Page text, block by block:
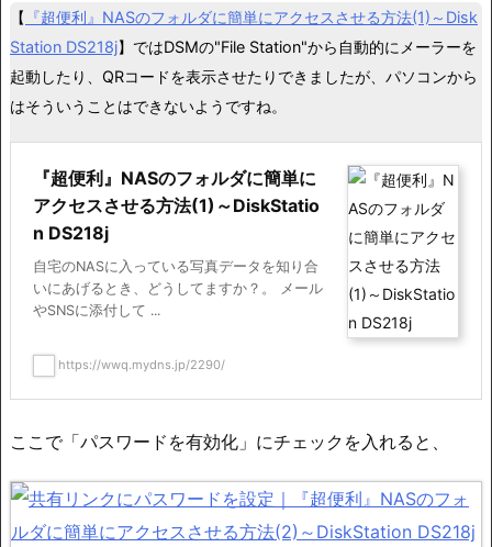
【 『超便利』NASのフォルダに簡単にアクセスさせる方法(1)～Disk
Station DS218j】ではDSMの"File Station"から自動的にメーラーを
起動したり、QRコードを表示させたりできましたが、パソコンから
はそういうことはできないようですね。
『超便利』NASのフォルダに簡単に
アクセスさせる方法(1)～DiskStatio
n DS218j
自宅のNASに入っている写真データを知り合
いにあげるとき、どうしてますか？。 メール
やSNSに添付して ...
https://wwq.mydns.jp/2290/
ここで「パスワードを有効化」にチェックを入れると、